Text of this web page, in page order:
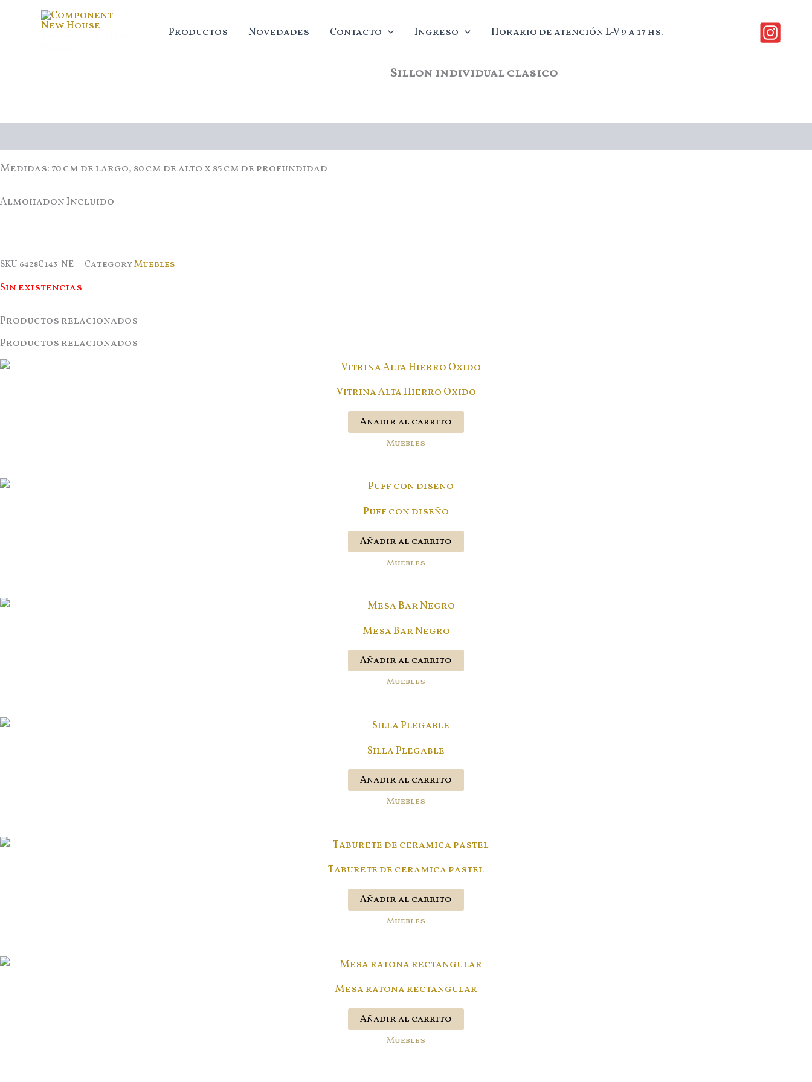
Productos Novedades Contacto Ingreso Horario de atención L-V 9 a 17 hs.
Sillon individual clasico
Medidas: 70 cm de largo, 80 cm de alto x 85 cm de profundidad
Almohadon Incluido
SKU 6428C143-NE CategoryMuebles
Sin existencias
Productos relacionados
Productos relacionados
Vitrina Alta Hierro Oxido
Añadir al carrito
Muebles
Puff con diseño
Añadir al carrito
Muebles
Mesa Bar Negro
Añadir al carrito
Muebles
Silla Plegable
Añadir al carrito
Muebles
Taburete de ceramica pastel
Añadir al carrito
Muebles
Mesa ratona rectangular
Añadir al carrito
Muebles